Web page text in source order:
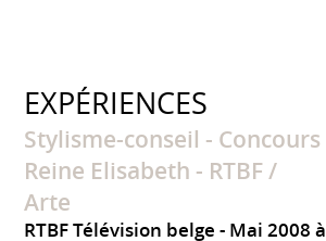
EXPÉRIENCES
Stylisme-conseil - Concours
Reine Elisabeth - RTBF /
Arte
RTBF Télévision belge
Mai 2008 à